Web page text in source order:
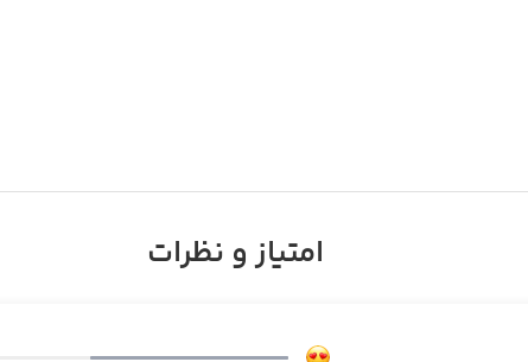
امتیاز و نظرات